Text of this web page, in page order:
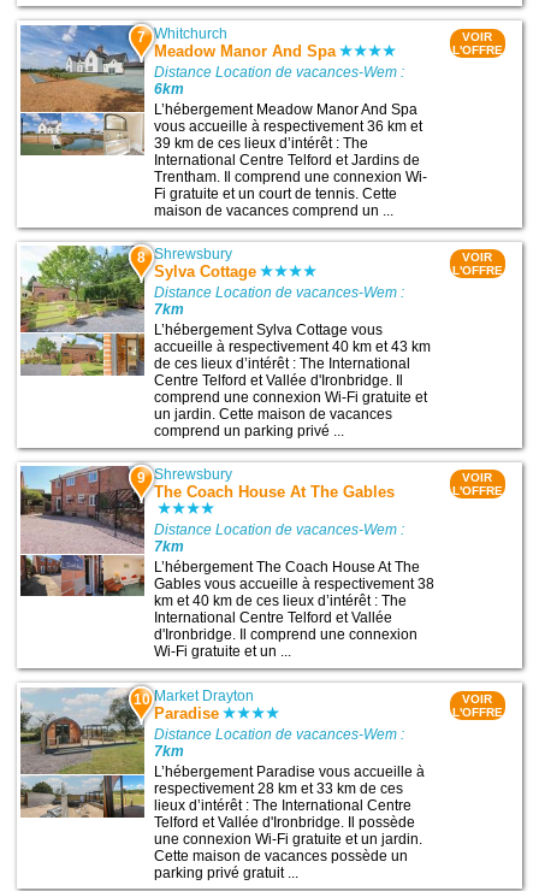
7 Whitchurch
Meadow Manor And Spa
Distance Location de vacances-Wem :
6km
L’hébergement Meadow Manor And Spa
vous accueille à respectivement 36 km et
39 km de ces lieux d’intérêt : The
International Centre Telford et Jardins de
Trentham. Il comprend une connexion Wi-
Fi gratuite et un court de tennis. Cette
maison de vacances comprend un ...
VOIR
L'OFFRE
8 Shrewsbury
Sylva Cottage
Distance Location de vacances-Wem :
7km
L’hébergement Sylva Cottage vous
accueille à respectivement 40 km et 43 km
de ces lieux d’intérêt : The International
Centre Telford et Vallée d'Ironbridge. Il
comprend une connexion Wi-Fi gratuite et
un jardin. Cette maison de vacances
comprend un parking privé ...
VOIR
L'OFFRE
9 Shrewsbury
The Coach House At The Gables
Distance Location de vacances-Wem :
7km
L’hébergement The Coach House At The
Gables vous accueille à respectivement 38
km et 40 km de ces lieux d’intérêt : The
International Centre Telford et Vallée
d'Ironbridge. Il comprend une connexion
Wi-Fi gratuite et un ...
VOIR
L'OFFRE
10 Market Drayton
Paradise
Distance Location de vacances-Wem :
7km
L’hébergement Paradise vous accueille à
respectivement 28 km et 33 km de ces
lieux d’intérêt : The International Centre
Telford et Vallée d'Ironbridge. Il possède
une connexion Wi-Fi gratuite et un jardin.
Cette maison de vacances possède un
parking privé gratuit ...
VOIR
L'OFFRE